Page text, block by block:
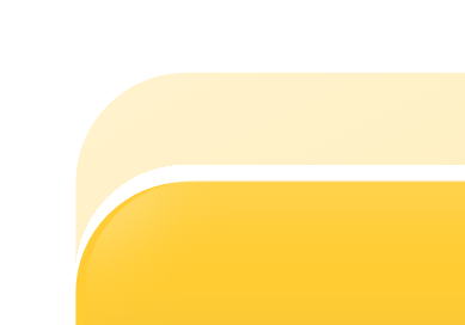
Launchpool
Гибкая ставка для заработка популярных токенов